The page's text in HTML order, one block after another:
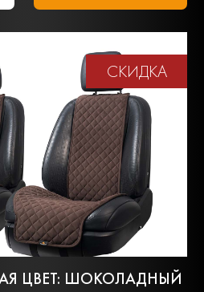
СКИДКА
ЦВЕТ: ШОКОЛАДНЫЙ